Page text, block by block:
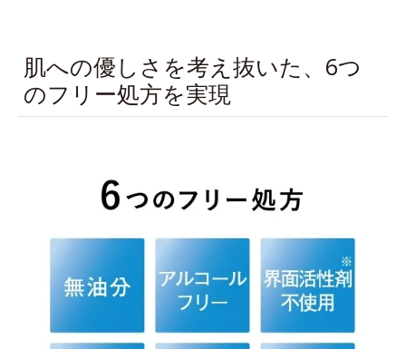
肌への優しさを考え抜いた、6つ
のフリー処方を実現